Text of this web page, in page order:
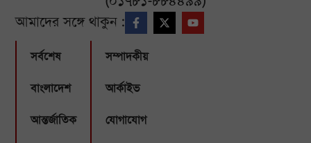
আমাদের সঙ্গে থাকুন :
সর্বশেষ
বাংলাদেশ
আন্তর্জাতিক
সম্পাদকীয়
আর্কাইভ
যোগাযোগ